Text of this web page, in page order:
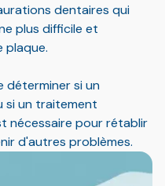
dentaires qui
plus difficile et
plaque.
déterminer si un
un traitement
nécessaire pour rétablir
d'autres problèmes.